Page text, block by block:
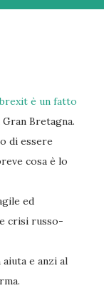
è un fatto
Bretagna.
di essere
cosa è lo
ed
crisi russo-
e anzi al